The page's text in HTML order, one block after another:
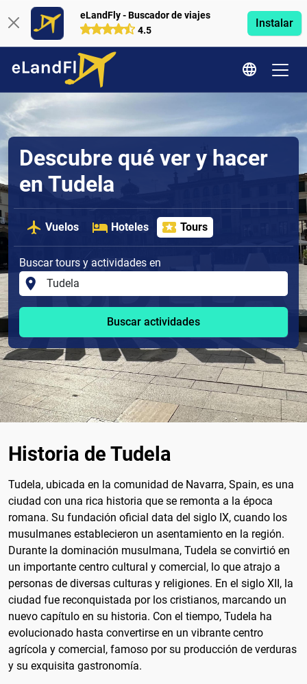
eLandFly - Buscador de viajes
4.5
Instalar
Descubre qué ver y hacer
en Tudela
Vuelos Hoteles Tours
Buscar tours y actividades en
Buscar actividades
Historia de Tudela
Tudela, ubicada en la comunidad de Navarra, Spain, es una
ciudad con una rica historia que se remonta a la época
romana. Su fundación oficial data del siglo IX, cuando los
musulmanes establecieron un asentamiento en la región.
Durante la dominación musulmana, Tudela se convirtió en
un importante centro cultural y comercial, lo que atrajo a
personas de diversas culturas y religiones. En el siglo XII, la
ciudad fue reconquistada por los cristianos, marcando un
nuevo capítulo en su historia. Con el tiempo, Tudela ha
evolucionado hasta convertirse en un vibrante centro
agrícola y comercial, famoso por su producción de verduras
y su exquisita gastronomía.